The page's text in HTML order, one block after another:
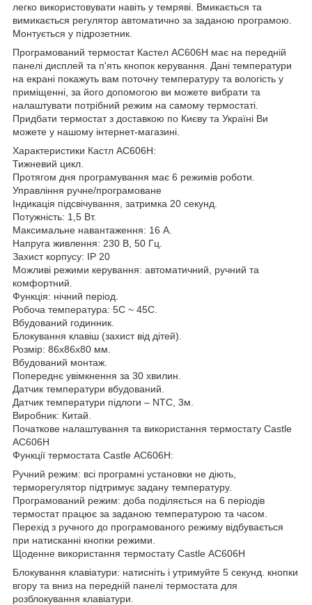
легко використовувати навіть у темряві. Вмикається та
вимикається регулятор автоматично за заданою програмою.
Монтується у підрозетник.
Програмований термостат Кастел АС606H має на передній
панелі дисплей та п'ять кнопок керування. Дані температури
на екрані покажуть вам поточну температуру та вологість у
приміщенні, за його допомогою ви можете вибрати та
налаштувати потрібний режим на самому термостаті.
Придбати термостат з доставкою по Києву та Україні Ви
можете у нашому інтернет-магазині.
Характеристики Кастл АС606H:
Тижневий цикл.
Протягом дня програмування має 6 режимів роботи.
Управління ручне/програмоване
Індикація підсвічування, затримка 20 секунд.
Потужність: 1,5 Вт.
Максимальне навантаження: 16 А.
Напруга живлення: 230 В, 50 Гц.
Захист корпусу: IP 20
Можливі режими керування: автоматичний, ручний та
комфортний.
Функція: нічний період.
Робоча температура: 5С ~ 45C.
Вбудований годинник.
Блокування клавіш (захист від дітей).
Розмір: 86х86х80 мм.
Вбудований монтаж.
Попереднє увімкнення за 30 хвилин.
Датчик температури вбудований.
Датчик температури підлоги – NTC, 3м.
Виробник: Китай.
Початкове налаштування та використання термостату Castle
АС606H
Функції термостата Castle АС606H:
Ручний режим: всі програмні установки не діють,
терморегулятор підтримує задану температуру.
Програмований режим: доба поділяється на 6 періодів
термостат працює за заданою температурою та часом.
Перехід з ручного до програмованого режиму відбувається
при натисканні кнопки режими.
Щоденне використання термостату Castle АС606H
Блокування клавіатури: натисніть і утримуйте 5 секунд. кнопки
вгору та вниз на передній панелі термостата для
розблокування клавіатури.